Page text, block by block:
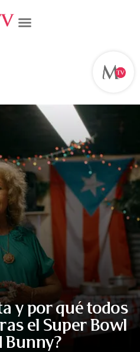
y por qué todos
el Super Bowl
Bunny?